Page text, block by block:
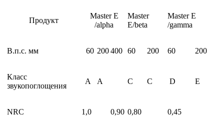
Продукт
Master E
/alpha
Master
E/beta
Master E
/gamma
В.п.с. мм 60 200400 60 200 60 200
Класс
звукопоглощения
A А C C D E
NRC 1,0 0,90 0,80 0,45